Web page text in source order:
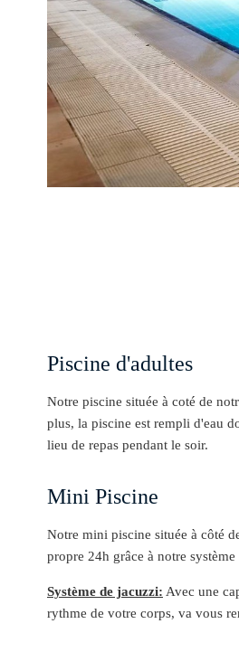
Piscine d'adultes
Notre piscine située à coté de
plus, la piscine est rempli d'eau
lieu de repas pendant le soir.
Mini Piscine
Notre mini piscine située à côté
propre 24h grâce à notre
Système de jacuzzi: Avec une
rythme de votre corps, va vous